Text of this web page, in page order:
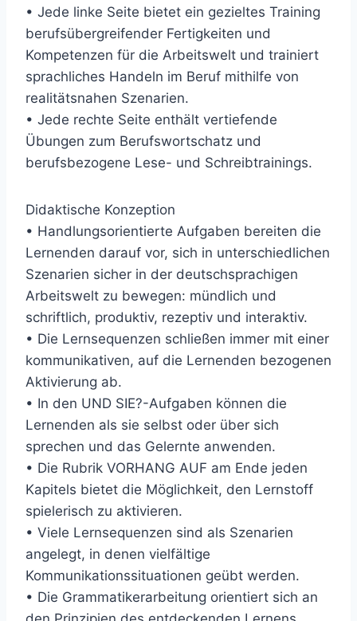
• Jede linke Seite bietet ein gezieltes Training
berufsübergreifender Fertigkeiten und
Kompetenzen für die Arbeitswelt und trainiert
sprachliches Handeln im Beruf mithilfe von
realitätsnahen Szenarien.
• Jede rechte Seite enthält vertiefende
Übungen zum Berufswortschatz und
berufsbezogene Lese- und Schreibtrainings.
Didaktische Konzeption
• Handlungsorientierte Aufgaben bereiten die
Lernenden darauf vor, sich in unterschiedlichen
Szenarien sicher in der deutschsprachigen
Arbeitswelt zu bewegen: mündlich und
schriftlich, produktiv, rezeptiv und interaktiv.
• Die Lernsequenzen schließen immer mit einer
kommunikativen, auf die Lernenden bezogenen
Aktivierung ab.
• In den UND SIE?-Aufgaben können die
Lernenden als sie selbst oder über sich
sprechen und das Gelernte anwenden.
• Die Rubrik VORHANG AUF am Ende jeden
Kapitels bietet die Möglichkeit, den Lernstoff
spielerisch zu aktivieren.
• Viele Lernsequenzen sind als Szenarien
angelegt, in denen vielfältige
Kommunikationssituationen geübt werden.
• Die Grammatikerarbeitung orientiert sich an